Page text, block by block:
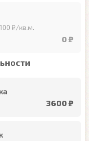
₽/кв.м.
0 ₽
3600 ₽